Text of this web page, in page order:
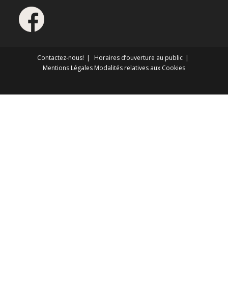
Contactez-nous!
Horaires d’ouverture au public
Mentions Légales Modalités relatives aux Cookies